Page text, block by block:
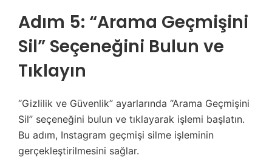
Adım 5: “Arama Geçmişini
Sil” Seçeneğini Bulun ve
Tıklayın
“Gizlilik ve Güvenlik” ayarlarında “Arama Geçmişini
Sil” seçeneğini bulun ve tıklayarak işlemi başlatın.
Bu adım, Instagram geçmişi silme işleminin
gerçekleştirilmesini sağlar.